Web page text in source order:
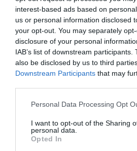
interest-based ads based on
us or personal information disclosed
your opt-out. You may separately
disclosure of your personal
IAB’s list of downstream
also be disclosed by us to third
Downstream Participants that may
Personal Data Processing Opt
I want to opt-out of the Sharing
personal data.
Opted In
rehabilitarán sus piscinas de
Tuéjar, la intervención incluye
vestuarios y la eliminación de
arquitectónicas, con una
Además, Calles adquirirá una
para una helisuperficie
incendios, y Chelva comprará
equipamiento municipal y una